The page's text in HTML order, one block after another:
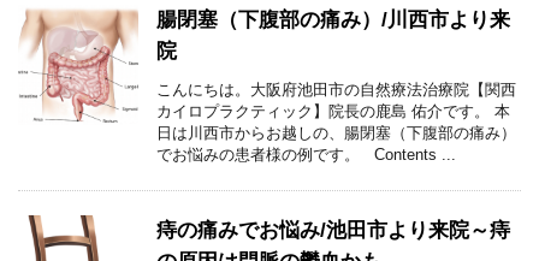
腸閉塞（下腹部の痛み）/川西市より来
院
こんにちは。大阪府池田市の自然療法治療院【関西
カイロプラクティック】院長の鹿島 佑介です。 本
日は川西市からお越しの、腸閉塞（下腹部の痛み）
でお悩みの患者様の例です。 Contents ...
痔の痛みでお悩み/池田市より来院～痔